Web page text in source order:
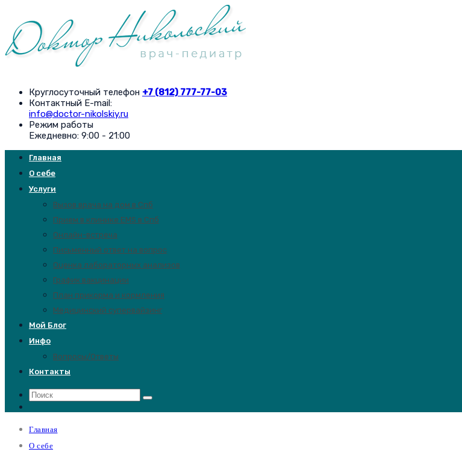
Круглосуточный телефон +7 (812) 777-77-03
Контактный E-mail:
info@doctor-nikolskiy.ru
Режим работы
Ежедневно: 9:00 - 21:00
Главная
О себе
Услуги
Вызов врача на дом в Спб
Прием в клинике EMS в Спб
Онлайн-встреча
Письменный ответ на вопрос
Оценка лабораторных анализов
График вакцинации
План прикорма и кормления
Медицинский супервайзинг
Мой Блог
Инфо
Вопросы/Ответы
Контакты
Главная
О себе